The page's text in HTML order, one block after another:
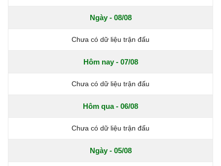
Ngày - 08/08
Chưa có dữ liệu trận đấu
Hôm nay - 07/08
Chưa có dữ liệu trận đấu
Hôm qua - 06/08
Chưa có dữ liệu trận đấu
Ngày - 05/08